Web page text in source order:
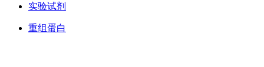
实验试剂
重组蛋白